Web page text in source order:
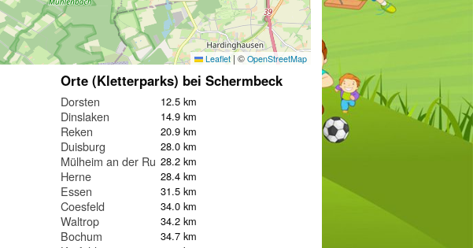
Leaflet | © OpenStreetMap
Orte (Kletterparks) bei Schermbeck
Dorsten 12.5 km
Dinslaken 14.9 km
Reken 20.9 km
Duisburg 28.0 km
Mülheim an der Ruhr28.2 km
Herne 28.4 km
Essen 31.5 km
Coesfeld 34.0 km
Waltrop 34.2 km
Bochum 34.7 km